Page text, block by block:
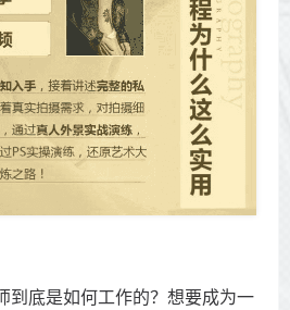
到底是如何工作的？想要成为一